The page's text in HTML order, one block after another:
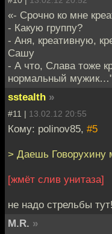
«- Срочно ко мне
- Какую группу?
- Аня, креативную,
Сашу
- А что, Слава тоже
нормальный
sstealth »
#11 | 13.02.12 20:55
Кому: polinov85, #5
> Даешь Говорухину
[жмёт слив унитаза]
не надо стрельбы тут!
M.R. »